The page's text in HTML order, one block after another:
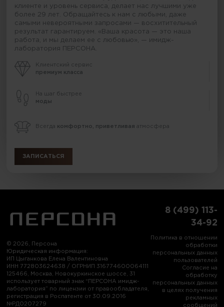
клиенте и уровень сервиса, делает нас лучшими уже
более 29 лет. Обращайтесь к нам с любыми, даже
самыми невероятными запросами — восхитительный
результат гарантируем. «Ваша красота — это наша
работа, и мы делаем ее с любовью», — имидж-
лаборатория ПЕРСОНА.
Клиентский сервис
премиум класса
На шаг быстрее
моды
Всегда комфортно, приветливая атмосфера
ЗАПИСАТЬСЯ
© 2026, Персона
Юридическая информация:
ИП Цыганкова Елена Валентиновна
ИНН 772803624638 / ОГРНИП 316774600064111
125466, Москва, Новокуркинское шоссе, 31
использует товарный знак “ПЕРСОНА имидж-
лаборатория” по лицензии от правообладателя,
регистрация в Роспатенте от 30.09.2016
№РД0207279
8 (499) 113-
34-92
Политика в отношении
обработки
персональных данных
пользователей
Согласие на
обработку
персональных данных
в целях получения
рекламных
сообщений